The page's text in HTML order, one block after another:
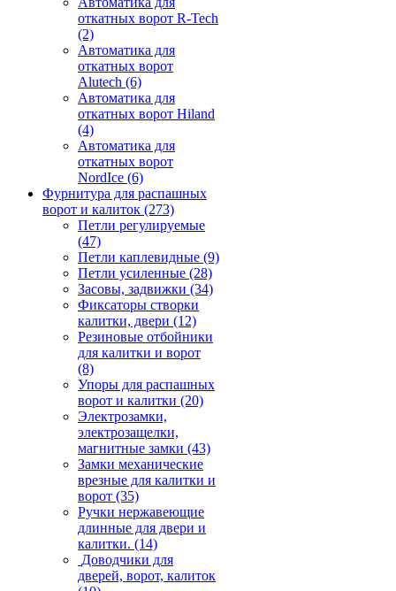
откатных ворот R-Tech
(2)
Автоматика для
откатных ворот
Alutech (6)
Автоматика для
откатных ворот Hiland
(4)
Автоматика для
откатных ворот
NordIce (6)
Фурнитура для распашных
ворот и калиток (273)
Петли регулируемые
(47)
Петли каплевидные (9)
Петли усиленные (28)
Засовы, задвижки (34)
Фиксаторы створки
калитки, двери (12)
Резиновые отбойники
для калитки и ворот
(8)
Упоры для распашных
ворот и калитки (20)
Электрозамки,
электрозащелки,
магнитные замки (43)
Замки механические
врезные для калитки и
ворот (35)
Ручки нержавеющие
длинные для двери и
калитки. (14)
Доводчики для
дверей, ворот, калиток